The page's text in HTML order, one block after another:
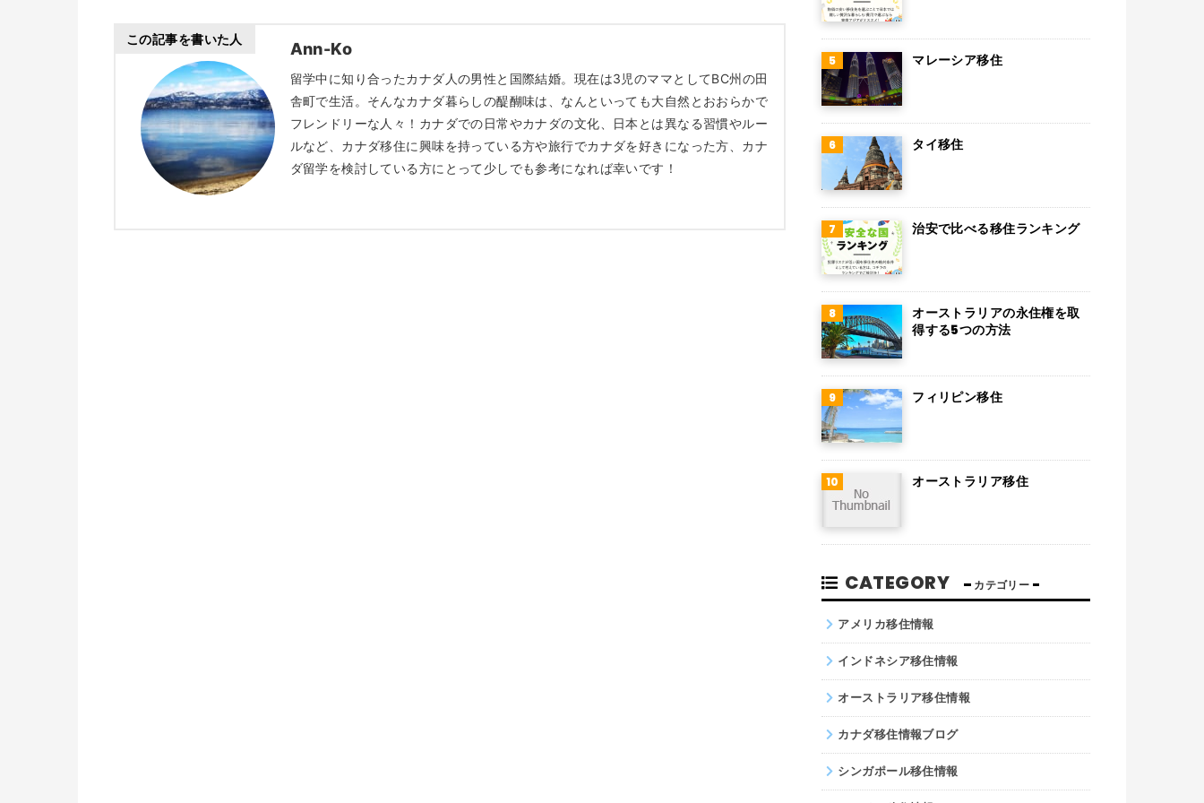
この記事を書いた人
Ann-Ko
留学中に知り合ったカナダ人の男性と国際結婚。現在は3児のママとしてBC州の田
舎町で生活。そんなカナダ暮らしの醍醐味は、なんといっても大自然とおおらかで
フレンドリーな人々！カナダでの日常やカナダの文化、日本とは異なる習慣やルー
ルなど、カナダ移住に興味を持っている方や旅行でカナダを好きになった方、カナ
ダ留学を検討している方にとって少しでも参考になれば幸いです！
ロシア
アイルランド
フィンランド
チェコ
デンマーク
ポーランド
コロンビア
パキスタン
マレーシア移住
タイ移住
治安で比べる移住ランキング
オーストラリアの永住権を取
得する5つの方法
フィリピン移住
オーストラリア移住
CATEGORY カテゴリー
アメリカ移住情報
インドネシア移住情報
オーストラリア移住情報
カナダ移住情報ブログ
シンガポール移住情報